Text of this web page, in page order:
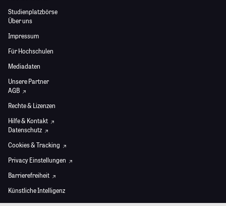
Studienplatzbörse
Über uns
Impressum
Für Hochschulen
Mediadaten
Unsere Partner
AGB
Rechte & Lizenzen
Hilfe & Kontakt
Datenschutz
Cookies & Tracking
Privacy Einstellungen
Barrierefreiheit
Künstliche Intelligenz